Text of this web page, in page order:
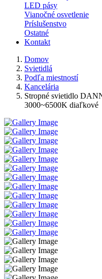
LED pásy
Vianočné osvetlenie
Príslušenstvo
Ostatné
Kontakt
Domov
Svietidlá
Podľa miestností
Kancelária
Stropné svietidlo
3000~6500K diaľkové